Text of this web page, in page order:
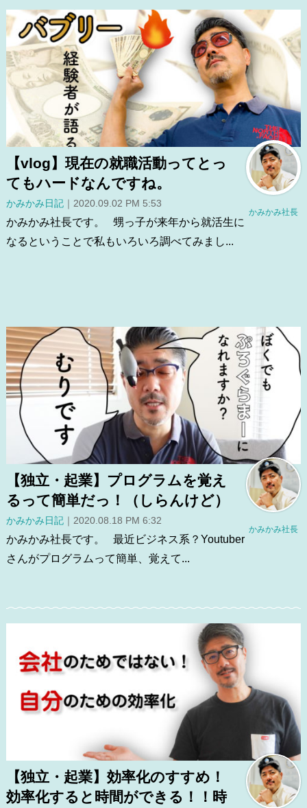
【vlog】現在の就職活動ってとっ
てもハードなんですね。
かみかみ日記｜2020.09.02 PM 5:53
かみかみ社長です。 甥っ子が来年から就活生に
なるということで私もいろいろ調べてみまし...
かみかみ社長
【独立・起業】プログラムを覚え
るって簡単だっ！（しらんけど）
かみかみ日記｜2020.08.18 PM 6:32
かみかみ社長です。 最近ビジネス系？Youtuber
さんがプログラムって簡単、覚えて...
かみかみ社長
【独立・起業】効率化のすすめ！
効率化すると時間ができる！！時